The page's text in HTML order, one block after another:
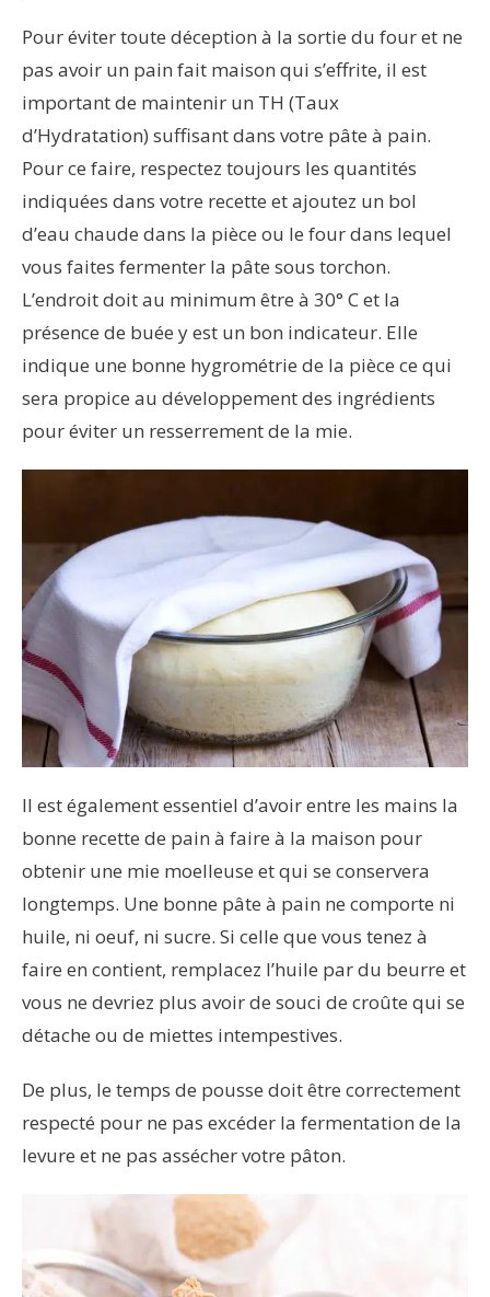
Pour éviter toute déception à la sortie du four et ne
pas avoir un pain fait maison qui s’effrite, il est
important de maintenir un TH (Taux
d’Hydratation) suffisant dans votre pâte à pain.
Pour ce faire, respectez toujours les quantités
indiquées dans votre recette et ajoutez un bol
d’eau chaude dans la pièce ou le four dans lequel
vous faites fermenter la pâte sous torchon.
L’endroit doit au minimum être à 30° C et la
présence de buée y est un bon indicateur. Elle
indique une bonne hygrométrie de la pièce ce qui
sera propice au développement des ingrédients
pour éviter un resserrement de la mie.
Il est également essentiel d’avoir entre les mains la
bonne recette de pain à faire à la maison pour
obtenir une mie moelleuse et qui se conservera
longtemps. Une bonne pâte à pain ne comporte ni
huile, ni oeuf, ni sucre. Si celle que vous tenez à
faire en contient, remplacez l’huile par du beurre et
vous ne devriez plus avoir de souci de croûte qui se
détache ou de miettes intempestives.
De plus, le temps de pousse doit être correctement
respecté pour ne pas excéder la fermentation de la
levure et ne pas assécher votre pâton.